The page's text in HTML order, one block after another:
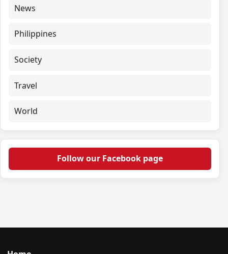
News
Philippines
Society
Travel
World
Follow our Facebook page